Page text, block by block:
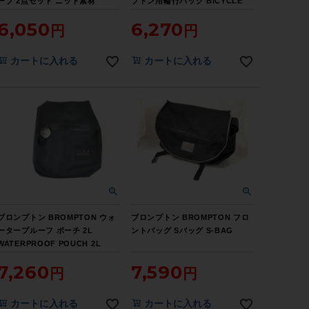
ラック【お買い得SALE】
カートに入れる
得SALE】
6,270
カートに入れる
ロンプトン BROMPTON ウォ
タープルーフ ポーチ 2L
POUCH 2L
カートに入れる
ブロンプトン BROMPTON フロ
ントバッグ Sバッグ S-BAG
7,590
カートに入れる